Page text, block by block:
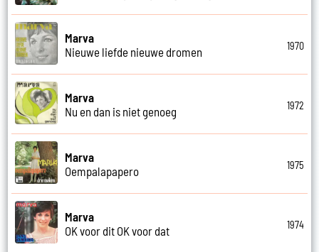
Marva
Nieuwe liefde nieuwe dromen
1970
Marva
Nu en dan is niet genoeg
1972
Marva
Oempalapapero
1975
Marva
OK voor dit OK voor dat
1974